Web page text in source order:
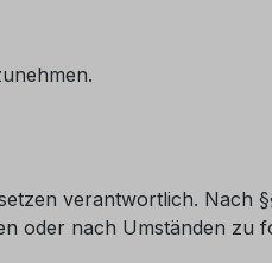
verantwortlich. Nach
oder nach Umständen zu